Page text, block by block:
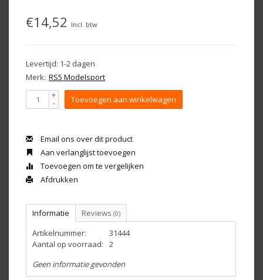
€14,52 Incl. btw
Levertijd: 1-2 dagen
Merk: RS5 Modelsport
+
- Toevoegen aan winkelwagen
Email ons over dit product
Aan verlanglijst toevoegen
Toevoegen om te vergelijken
Afdrukken
Informatie Reviews (0)
Artikelnummer:
31444
Aantal op voorraad:
2
Geen informatie gevonden